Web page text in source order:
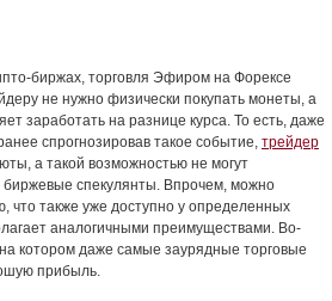
биржах, торговля Эфиром на Форексе
не нужно физически покупать монеты, а
заработать на разнице курса. То есть, даже
спрогнозировав такое событие, трейдер
а такой возможностью не могут
спекулянты. Впрочем, можно
что также уже доступно у определенных
аналогичными преимуществами. Во-
котором даже самые заурядные торговые
прибыль.